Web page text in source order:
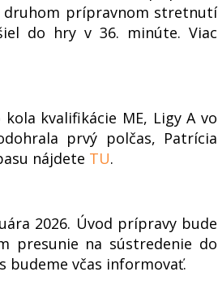
druhom prípravnom stretnutí
do hry v 36. minúte. Viac
kvalifikácie ME, Ligy A vo
prvý polčas, Patrícia
nájdete TU.
2026. Úvod prípravy bude
presunie na sústredenie do
budeme včas informovať.